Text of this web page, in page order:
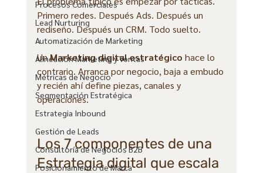
Procesos Comerciales
Lead Nurturing
Automatización de Marketing
Alineación Marketing y Ventas
Métricas de Negocio
Segmentación Estratégica
Estrategia Inbound
Gestión de Leads
Consultoría de Negocios B2B
Posicionamiento de Marca
Primero redes. Después Ads. Después un
rediseño. Después un CRM. Todo suelto.
Un Marketing digital estratégico hace lo
contrario. Arranca por negocio, baja a embudo
y recién ahí define piezas, canales y
operaciones.
Los 7 componentes de una
Estrategia digital que escala